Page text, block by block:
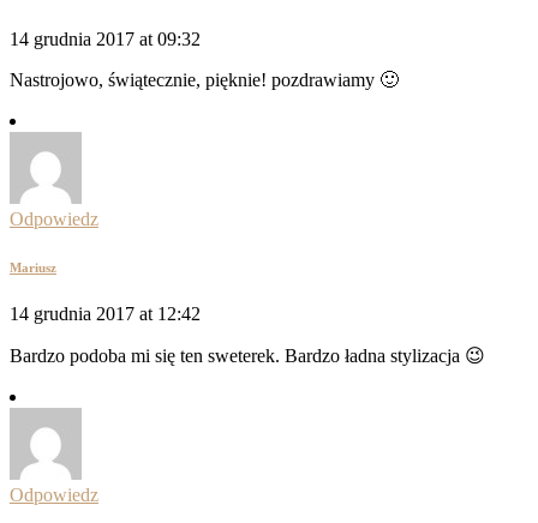
14 grudnia 2017 at 09:32
Nastrojowo, świątecznie, pięknie! pozdrawiamy 🙂
Odpowiedz
Mariusz
14 grudnia 2017 at 12:42
Bardzo podoba mi się ten sweterek. Bardzo ładna stylizacja 😉
Odpowiedz